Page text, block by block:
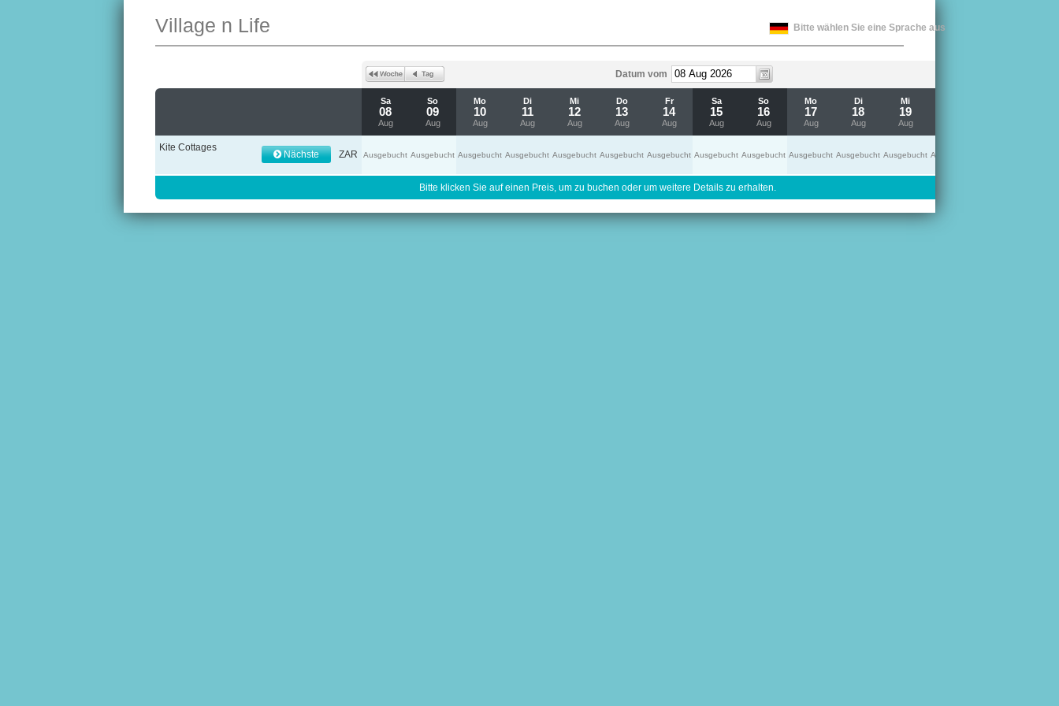
Bitte wählen Sie eine Sprache aus
Village n Life
Datum vom
Sa
08
Aug
So
09
Aug
Mo
10
Aug
Di
11
Aug
Mi
12
Aug
Do
13
Aug
Fr
14
Aug
Sa
15
Aug
So
16
Aug
Mo
17
Aug
Di
18
Aug
Mi
19
Aug
Kite Cottages
Nächste ZAR Ausgebucht Ausgebucht Ausgebucht Ausgebucht Ausgebucht Ausgebucht Ausgebucht Ausgebucht Ausgebucht Ausgebucht Ausgebucht Ausgebucht Ausgebucht
Bitte klicken Sie auf einen Preis, um zu buchen oder um weitere Details zu erhalten.